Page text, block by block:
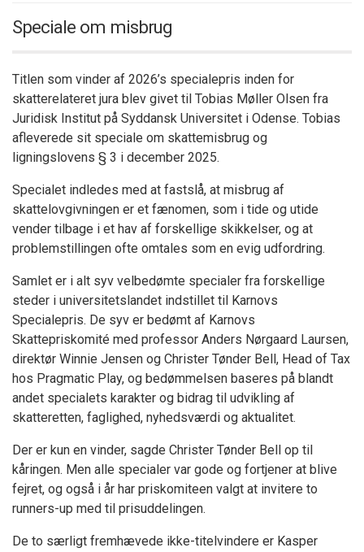
Speciale om misbrug
Titlen som vinder af 2026’s specialepris inden for
skatterelateret jura blev givet til Tobias Møller Olsen fra
Juridisk Institut på Syddansk Universitet i Odense. Tobias
afleverede sit speciale om skattemisbrug og
ligningslovens § 3 i december 2025.
Specialet indledes med at fastslå, at misbrug af
skattelovgivningen er et fænomen, som i tide og utide
vender tilbage i et hav af forskellige skikkelser, og at
problemstillingen ofte omtales som en evig udfordring.
Samlet er i alt syv velbedømte specialer fra forskellige
steder i universitetslandet indstillet til Karnovs
Specialepris. De syv er bedømt af Karnovs
Skattepriskomité med professor Anders Nørgaard Laursen,
direktør Winnie Jensen og Christer Tønder Bell, Head of Tax
hos Pragmatic Play, og bedømmelsen baseres på blandt
andet specialets karakter og bidrag til udvikling af
skatteretten, faglighed, nyhedsværdi og aktualitet.
Der er kun en vinder, sagde Christer Tønder Bell op til
kåringen. Men alle specialer var gode og fortjener at blive
fejret, og også i år har priskomiteen valgt at invitere to
runners-up med til prisuddelingen.
De to særligt fremhævede ikke-titelvindere er Kasper